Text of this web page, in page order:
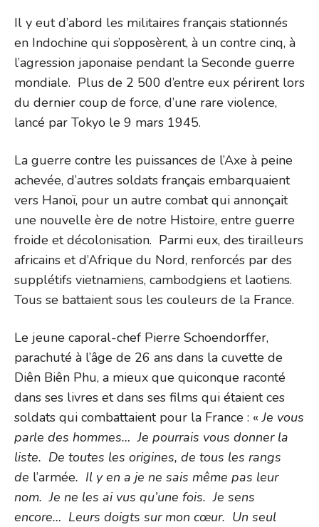
Il y eut d’abord les militaires français stationnés
en Indochine qui s’opposèrent, à un contre cinq, à
l’agression japonaise pendant la Seconde guerre
mondiale. Plus de 2 500 d’entre eux périrent lors
du dernier coup de force, d’une rare violence,
lancé par Tokyo le 9 mars 1945.
La guerre contre les puissances de l’Axe à peine
achevée, d’autres soldats français embarquaient
vers Hanoï, pour un autre combat qui annonçait
une nouvelle ère de notre Histoire, entre guerre
froide et décolonisation. Parmi eux, des tirailleurs
africains et d’Afrique du Nord, renforcés par des
supplétifs vietnamiens, cambodgiens et laotiens.
Tous se battaient sous les couleurs de la France.
Le jeune caporal-chef Pierre Schoendorffer,
parachuté à l’âge de 26 ans dans la cuvette de
Diên Biên Phu, a mieux que quiconque raconté
dans ses livres et dans ses films qui étaient ces
soldats qui combattaient pour la France : «Je vous
parle des hommes… Je pourrais vous donner la
liste. De toutes les origines, de tous les rangs
de l’armée. Il y en a je ne sais même pas leur
nom. Je ne les ai vus qu’une fois. Je sens
encore… Leurs doigts sur mon cœur. Un seul